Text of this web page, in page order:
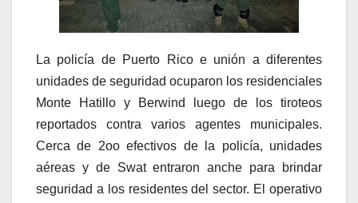
La policía de Puerto Rico e unión a diferentes
unidades de seguridad ocuparon los residenciales
Monte Hatillo y Berwind luego de los tiroteos
reportados contra varios agentes municipales.
Cerca de 2oo efectivos de la policía, unidades
aéreas y de Swat entraron anche para brindar
seguridad a los residentes del sector. El operativo